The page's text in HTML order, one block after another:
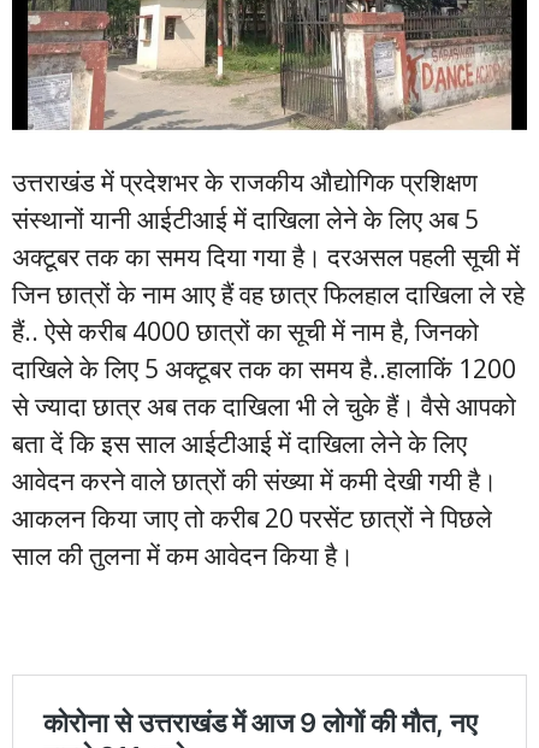
उत्तराखंड में प्रदेशभर के राजकीय औद्योगिक प्रशिक्षण
संस्थानों यानी आईटीआई में दाखिला लेने के लिए अब 5
अक्टूबर तक का समय दिया गया है। दरअसल पहली सूची में
जिन छात्रों के नाम आए हैं वह छात्र फिलहाल दाखिला ले रहे
हैं.. ऐसे करीब 4000 छात्रों का सूची में नाम है, जिनको
दाखिले के लिए 5 अक्टूबर तक का समय है..हालाकिं 1200
से ज्यादा छात्र अब तक दाखिला भी ले चुके हैं। वैसे आपको
बता दें कि इस साल आईटीआई में दाखिला लेने के लिए
आवेदन करने वाले छात्रों की संख्या में कमी देखी गयी है।
आकलन किया जाए तो करीब 20 परसेंट छात्रों ने पिछले
साल की तुलना में कम आवेदन किया है।